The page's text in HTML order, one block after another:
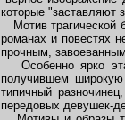
которые "заставляют
Мотив трагической
романах и повестях
прочным,
Особенно ярко эта
получившем
типичный
передовых девушек-